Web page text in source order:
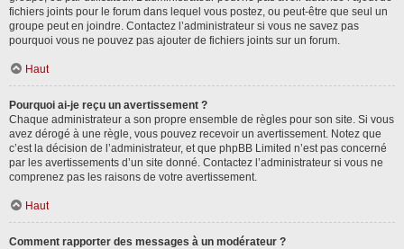
fichiers joints pour le forum dans lequel vous postez, ou peut-être que seul un
groupe peut en joindre. Contactez l’administrateur si vous ne savez pas
pourquoi vous ne pouvez pas ajouter de fichiers joints sur un forum.
Haut
Pourquoi ai-je reçu un avertissement ?
Chaque administrateur a son propre ensemble de règles pour son site. Si vous
avez dérogé à une règle, vous pouvez recevoir un avertissement. Notez que
c’est la décision de l’administrateur, et que phpBB Limited n’est pas concerné
par les avertissements d’un site donné. Contactez l’administrateur si vous ne
comprenez pas les raisons de votre avertissement.
Haut
Comment rapporter des messages à un modérateur ?